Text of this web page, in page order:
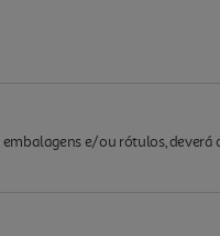
e/ou rótulos, deverá